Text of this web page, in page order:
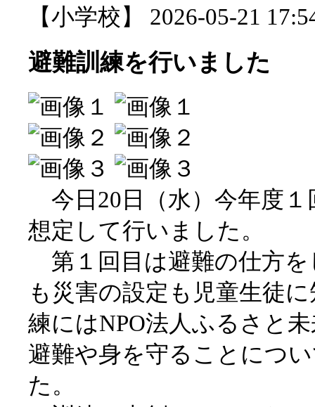
【小学校】 2026-05-21
避難訓練を行いました
今日20日（水）今年度１
想定して行いました。
第１回目は避難の仕方
も災害の設定も児童生徒
練にはNPO法人ふるさと
避難や身を守ることにつ
た。